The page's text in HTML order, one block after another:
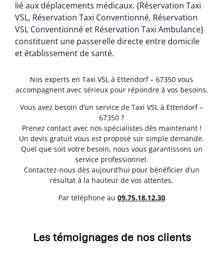
lié aux déplacements médicaux. {Réservation Taxi
VSL, Réservation Taxi Conventionné, Réservation
VSL Conventionné et Réservation Taxi Ambulance}
constituent une passerelle directe entre domicile
et établissement de santé.
Nos experts en Taxi VSL à Ettendorf – 67350 vous
accompagnent avec sérieux pour répondre à vos besoins.
Vous avez besoin d’un service de Taxi VSL à Ettendorf –
67350 ?
Prenez contact avec nos spécialistes dès maintenant !
Un devis gratuit vous est proposé sur simple demande.
Quel que soit votre besoin, nous vous garantissons un
service professionnel.
Contactez-nous dès aujourd’hui pour bénéficier d’un
résultat à la hauteur de vos attentes.
Par téléphone au 09.75.18.12.30
Les témoignages de nos clients